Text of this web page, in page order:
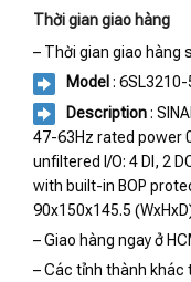
Thời gian giao hàng
– Thời gian giao hàng
Model : 6SL3210-
Description:
47-63Hz rated power
unfiltered I/O: 4 DI, 2
with built-in BOP
90x150x145.5
– Giao hàng ngay ở
– Các tỉnh thành khác